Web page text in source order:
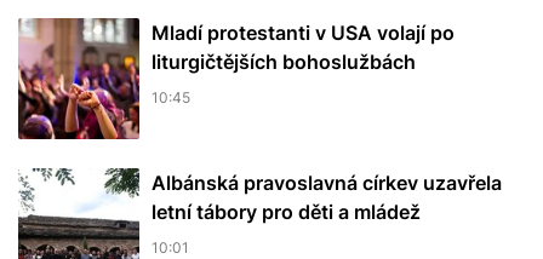
Mladí protestanti v USA volají po
liturgičtějších bohoslužbách
10:45
Albánská pravoslavná církev uzavřela
letní tábory pro děti a mládež
10:01